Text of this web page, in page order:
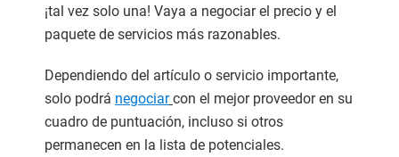
¡tal vez solo una! Vaya a negociar el precio y el
paquete de servicios más razonables.
Dependiendo del artículo o servicio importante,
solo podrá negociar con el mejor proveedor en su
cuadro de puntuación, incluso si otros
permanecen en la lista de potenciales.